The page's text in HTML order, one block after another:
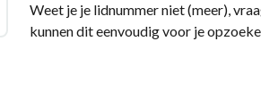
Weet je je lidnummer niet (meer),
kunnen dit eenvoudig voor je